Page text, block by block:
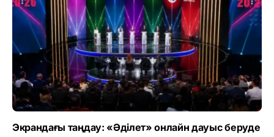
Экрандағы таңдау: «Әділет» онлайн дауыс беруде